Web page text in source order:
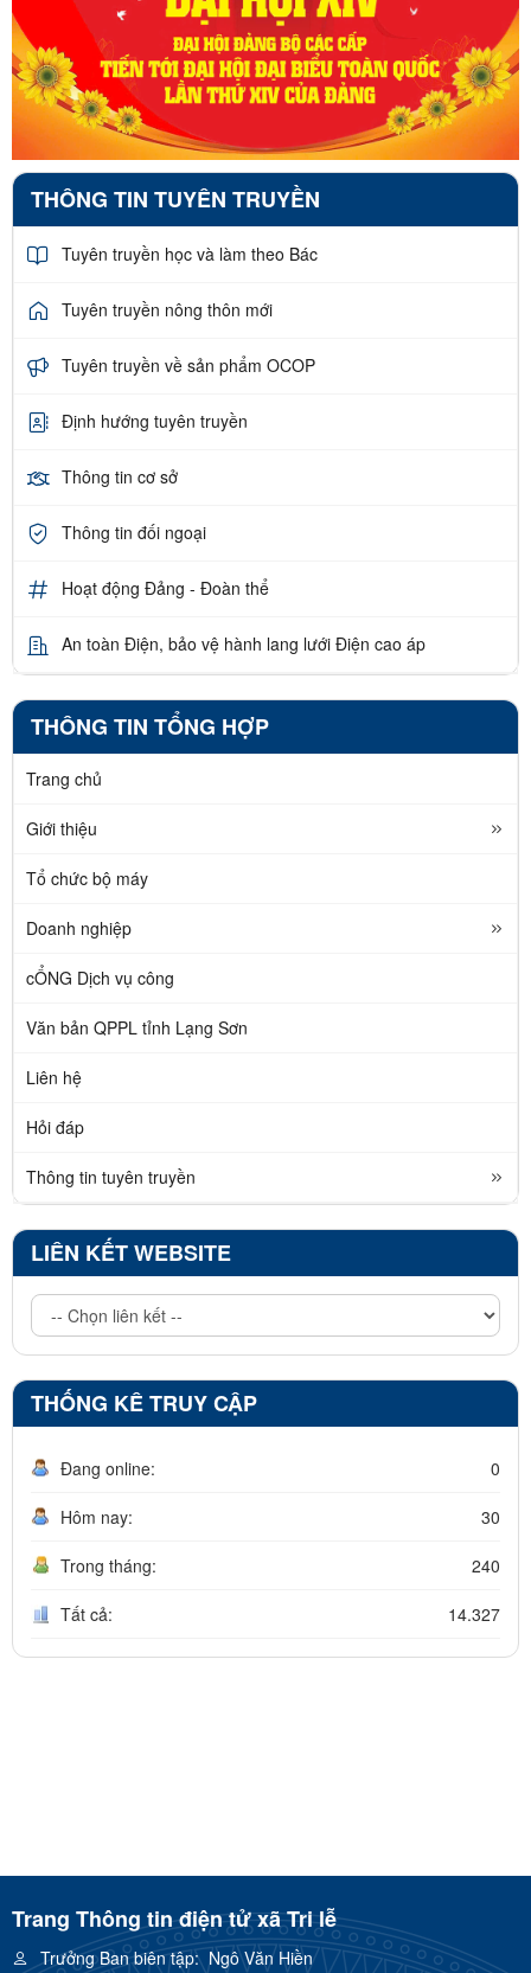
THÔNG TIN TUYÊN TRUYỀN
Tuyên truyền học và làm theo Bác
Tuyên truyền nông thôn mới
Tuyên truyền về sản phẩm OCOP
Định hướng tuyên truyền
Thông tin cơ sở
Thông tin đối ngoại
Hoạt động Đảng - Đoàn thể
An toàn Điện, bảo vệ hành lang lưới Điện cao áp
THÔNG TIN TỔNG HỢP
Trang chủ
Giới thiệu
Tổ chức bộ máy
Doanh nghiệp
cỔNG Dịch vụ công
Văn bản QPPL tỉnh Lạng Sơn
Liên hệ
Hỏi đáp
Thông tin tuyên truyền
LIÊN KẾT WEBSITE
THỐNG KÊ TRUY CẬP
Đang online: 0
Hôm nay: 30
Trong tháng: 240
Tất cả: 14.327
Trang Thông tin điện tử xã Tri lễ
Trưởng Ban biên tập:Ngô Văn Hiền